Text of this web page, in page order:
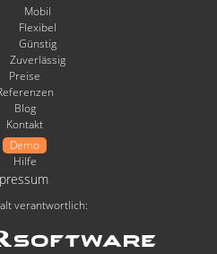
Mobil
Flexibel
Günstig
Zuverlässig
Preise
Blog
Kontakt
Demo
Hilfe
verantwortlich: